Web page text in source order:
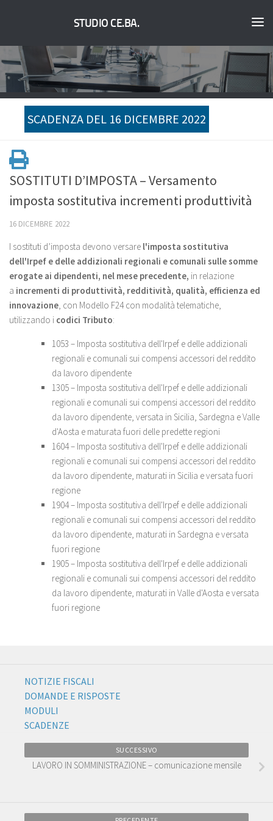
STUDIO CE.BA.
SCADENZA DEL 16 DICEMBRE 2022
SOSTITUTI D’IMPOSTA – Versamento
imposta sostitutiva incrementi produttività
16 DICEMBRE 2022
I sostituti d’imposta devono versare l'imposta sostitutiva
dell'Irpef e delle addizionali regionali e comunali sulle somme
erogate ai dipendenti, nel mese precedente, in relazione
a incrementi di produttività, redditività, qualità, efficienza ed
innovazione, con Modello F24 con modalità telematiche,
utilizzando i codici Tributo:
1053 – Imposta sostitutiva dell'Irpef e delle addizionali
regionali e comunali sui compensi accessori del reddito
da lavoro dipendente
1305 – Imposta sostitutiva dell'Irpef e delle addizionali
regionali e comunali sui compensi accessori del reddito
da lavoro dipendente, versata in Sicilia, Sardegna e Valle
d'Aosta e maturata fuori delle predette regioni
1604 – Imposta sostitutiva dell'Irpef e delle addizionali
regionali e comunali sui compensi accessori del reddito
da lavoro dipendente, maturati in Sicilia e versata fuori
regione
1904 – Imposta sostitutiva dell'Irpef e delle addizionali
regionali e comunali sui compensi accessori del reddito
da lavoro dipendente, maturati in Sardegna e versata
fuori regione
1905 – Imposta sostitutiva dell'Irpef e delle addizionali
regionali e comunali sui compensi accessori del reddito
da lavoro dipendente, maturati in Valle d'Aosta e versata
fuori regione
NOTIZIE FISCALI
DOMANDE E RISPOSTE
MODULI
SCADENZE
SUCCESSIVO
LAVORO IN SOMMINISTRAZIONE – comunicazione mensile